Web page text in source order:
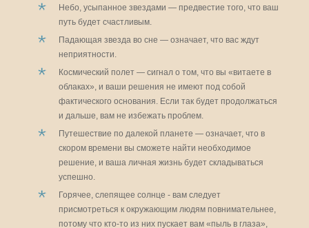
Небо, усыпанное звездами — предвестие того, что ваш
путь будет счастливым.
Падающая звезда во сне — означает, что вас ждут
неприятности.
Космический полет — сигнал о том, что вы «витаете в
облаках», и ваши решения не имеют под собой
фактического основания. Если так будет продолжаться
и дальше, вам не избежать проблем.
Путешествие по далекой планете — означает, что в
скором времени вы сможете найти необходимое
решение, и ваша личная жизнь будет складываться
успешно.
Горячее, слепящее солнце - вам следует
присмотреться к окружающим людям повнимательнее,
потому что кто-то из них пускает вам «пыль в глаза»,